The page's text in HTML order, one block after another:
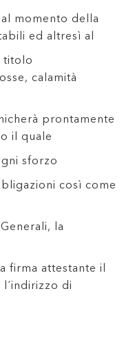
momento della
ed altresì al
titolo
calamità
prontamente
il quale
sforzo
così come
la
firma attestante il
di